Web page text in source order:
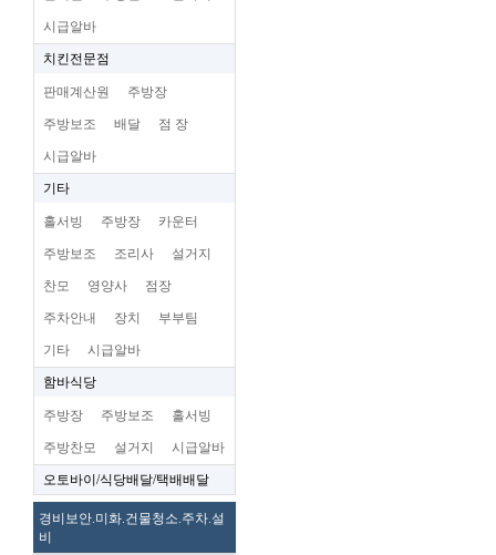
시급알바
치킨전문점
판매계산원 주방장
주방보조 배달 점 장
시급알바
기타
홀서빙 주방장 카운터
주방보조 조리사 설거지
찬모 영양사 점장
주차안내 장치 부부팀
기타 시급알바
함바식당
주방장 주방보조 홀서빙
주방찬모 설거지 시급알바
오토바이/식당배달/택배배달
경비보안.미화.건물청소.주차.설
비